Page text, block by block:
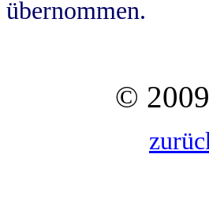
übernommen.
©